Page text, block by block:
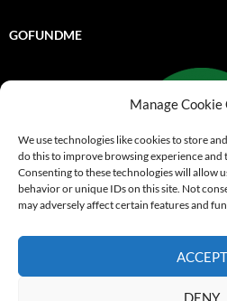
Manage Cookie
We use technologies like cookies to store
do this to improve browsing experience and
Consenting to these technologies will allow
behavior or unique IDs on this site. Not
may adversely affect certain features and
ACCEPT
DENY
GOFUNDME